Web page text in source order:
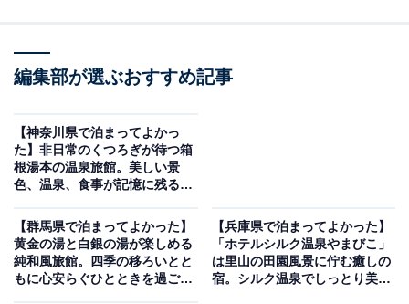
・宿泊した部屋：ツイン
清潔感に溢れるきらびやかな館内
編集部が選ぶおすすめ記事
【神奈川県で泊まってよかっ
た】非日常のくつろぎが待つ箱
根湯本の温泉旅館。美しい景
色、温泉、食事が記憶に残る
【群馬県で泊まってよかった】
黄金の湯と白銀の湯が楽しめる
純和風旅館。四季の移ろいとと
もに心安らぐひとときを過ごせ
【兵庫県で泊まってよかった】
「ホテルシルク温泉やまびこ」
は里山の田園風景に佇む癒しの
宿。シルク温泉でしっとり美肌